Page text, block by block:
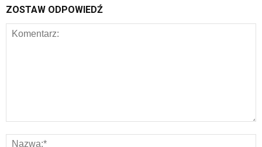
ZOSTAW ODPOWIEDŹ